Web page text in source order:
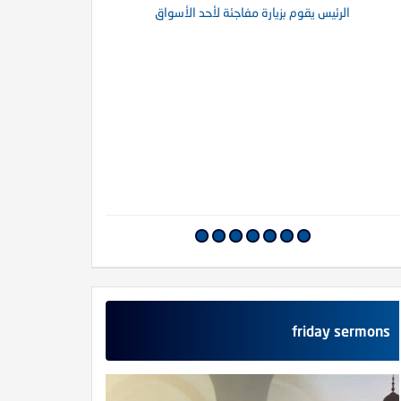
الرئيس يقوم بزيارة مفاجئة لأحد الأسواق
friday sermons